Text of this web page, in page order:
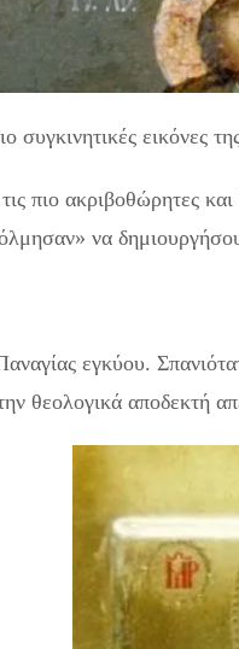
συγκινητικές εικόνες
πιο ακριβοθώρητες
να
εγκύου.
θεολογικά αποδεκτή